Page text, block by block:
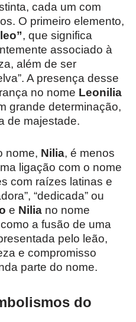
cada um com
O primeiro elemento,
, que significa
associado à
além de ser
A presença desse
no nome Leonilia
grande determinação,
de majestade.
nome, Nilia, é menos
ligação com o nome
com raízes latinas e
“dedicada” ou
e Nilia no nome
a fusão de uma
pelo leão,
e compromisso
parte do nome.
do